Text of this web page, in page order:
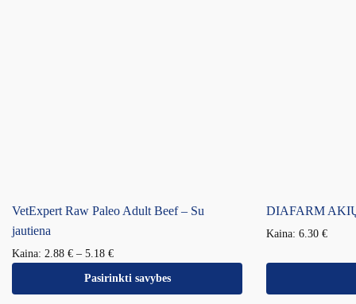
VetExpert Raw Paleo Adult Beef – Su
jautiena
Kaina: 2.88 € – 5.18 €
Pasirinkti savybes
DIAFARM
Kaina: 6.30 €